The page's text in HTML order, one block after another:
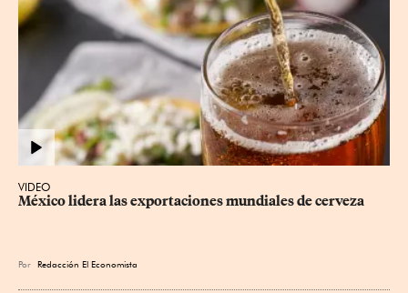
VIDEO
México lidera las exportaciones mundiales de cerveza
Por Redacción El Economista